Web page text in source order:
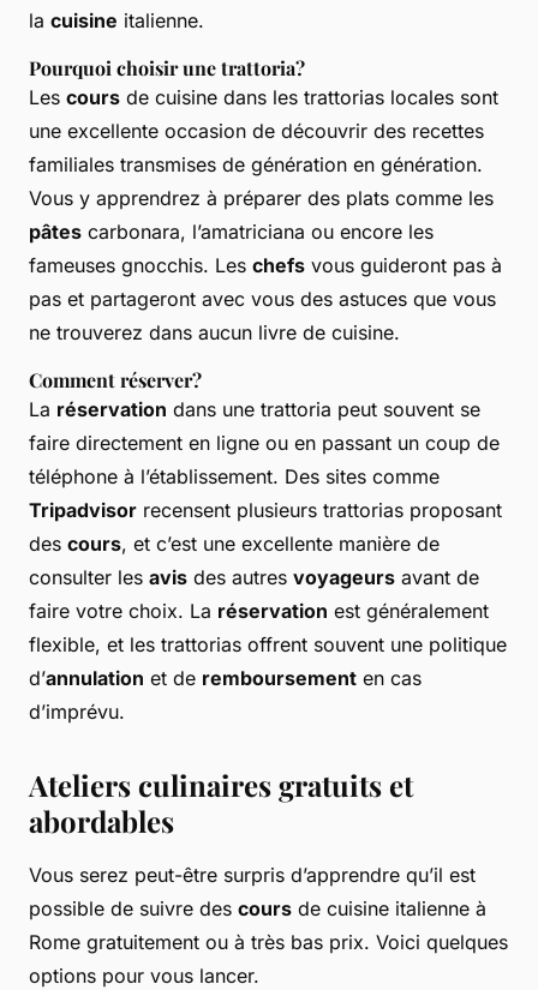
la cuisine italienne.
Pourquoi choisir une trattoria?
Les cours de cuisine dans les trattorias locales sont
une excellente occasion de découvrir des recettes
familiales transmises de génération en génération.
Vous y apprendrez à préparer des plats comme les
pâtes carbonara, l’amatriciana ou encore les
fameuses gnocchis. Les chefs vous guideront pas à
pas et partageront avec vous des astuces que vous
ne trouverez dans aucun livre de cuisine.
Comment réserver?
La réservation dans une trattoria peut souvent se
faire directement en ligne ou en passant un coup de
téléphone à l’établissement. Des sites comme
Tripadvisor recensent plusieurs trattorias proposant
des cours, et c’est une excellente manière de
consulter les avis des autres voyageurs avant de
faire votre choix. La réservation est généralement
flexible, et les trattorias offrent souvent une politique
d’annulation et de remboursement en cas
d’imprévu.
Ateliers culinaires gratuits et
abordables
Vous serez peut-être surpris d’apprendre qu’il est
possible de suivre des cours de cuisine italienne à
Rome gratuitement ou à très bas prix. Voici quelques
options pour vous lancer.